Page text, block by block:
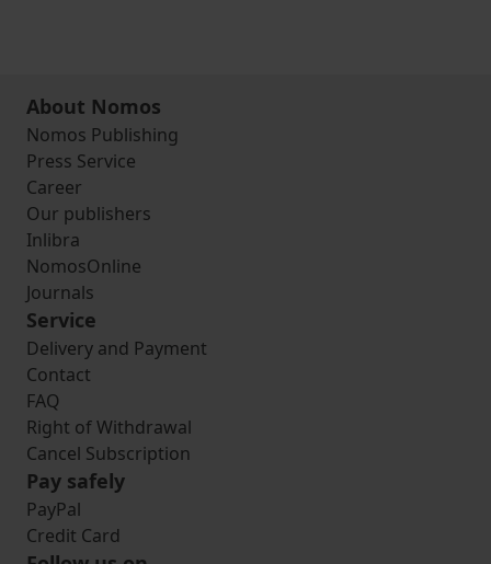
About Nomos
Nomos Publishing
Press Service
Career
Our publishers
Inlibra
NomosOnline
Journals
Service
Delivery and Payment
Contact
FAQ
Right of Withdrawal
Cancel Subscription
Pay safely
PayPal
Credit Card